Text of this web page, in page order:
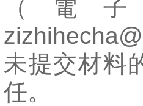
（電
未提交材料
任。